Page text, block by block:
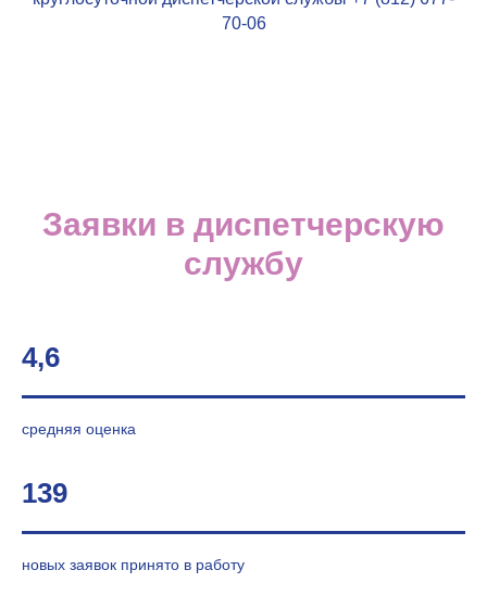
70-06
Заявки в диспетчерскую
службу
4,6
средняя оценка
139
новых заявок принято в работу